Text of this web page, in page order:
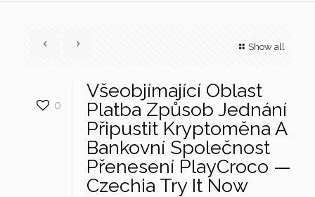
Show all
0
Všeobjímající Oblast
Platba Způsob Jednání
Připustit Kryptoměna A
Bankovní Společnost
Přenesení PlayCroco —
Czechia Try It Now